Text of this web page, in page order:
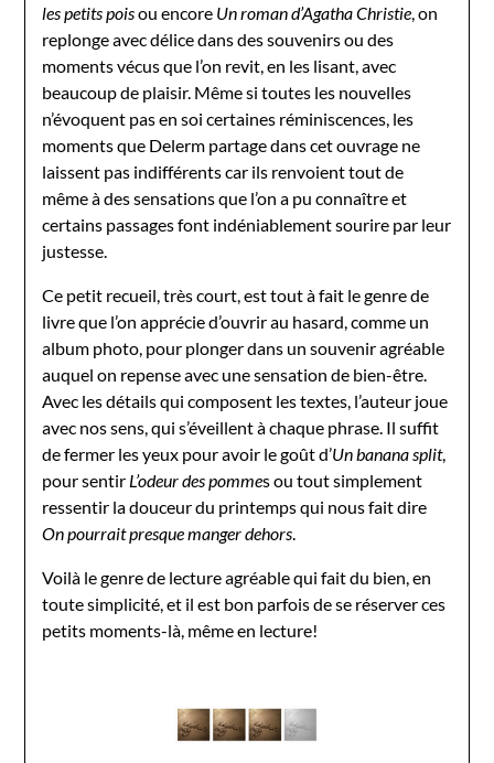
les petits poisou encore Un roman d’Agatha Christie, on
replonge avec délice dans des souvenirs ou des
moments vécus que l’on revit, en les lisant, avec
beaucoup de plaisir. Même si toutes les nouvelles
n’évoquent pas en soi certaines réminiscences, les
moments que Delerm partage dans cet ouvrage ne
laissent pas indifférents car ils renvoient tout de
même à des sensations que l’on a pu connaître et
certains passages font indéniablement sourire par leur
justesse.
Ce petit recueil, très court, est tout à fait le genre de
livre que l’on apprécie d’ouvrir au hasard, comme un
album photo, pour plonger dans un souvenir agréable
auquel on repense avec une sensation de bien-être.
Avec les détails qui composent les textes, l’auteur joue
avec nos sens, qui s’éveillent à chaque phrase. Il suffit
de fermer les yeux pour avoir le goût d’Un banana split,
pour sentir L’odeur des pommes ou tout simplement
ressentir la douceur du printemps qui nous fait dire
On pourrait presque manger dehors.
Voilà le genre de lecture agréable qui fait du bien, en
toute simplicité, et il est bon parfois de se réserver ces
petits moments-là, même en lecture!